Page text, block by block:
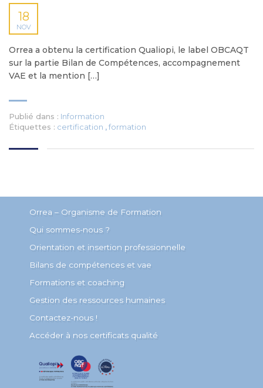
18
NOV
Orrea a obtenu la certification Qualiopi, le label OBCAQT
sur la partie Bilan de Compétences, accompagnement
VAE et la mention […]
Publié dans : Information
Étiquettes : certification ,formation
Orrea – Organisme de Formation
Qui sommes-nous ?
Orientation et insertion professionnelle
Bilans de compétences et vae
Formations et coaching
Gestion des ressources humaines
Contactez-nous !
Accéder à nos certificats qualité